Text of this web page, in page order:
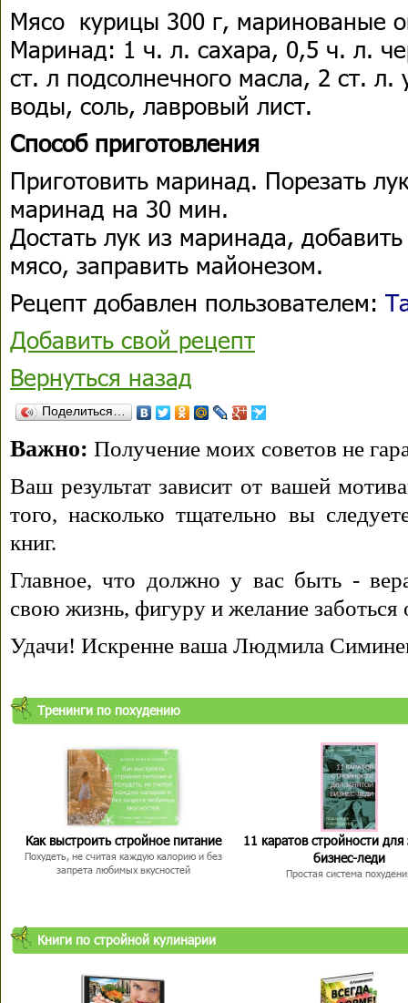
Мясо курицы 300 г, маринованые
Маринад: 1 ч. л. сахара, 0,5 ч. л.
ст. л подсолнечного масла, 2 ст. л.
воды, соль, лавровый лист.
Способ приготовления
Приготовить маринад. Порезать
маринад на 30 мин.
Достать лук из маринада,
мясо, заправить майонезом.
Рецепт добавлен пользователем:
Добавить свой рецепт
Вернуться назад
Поделиться…
Важно: Получение моих советов не
Ваш результат зависит от вашей
того, насколько тщательно вы
книг.
Главное, что должно у вас быть -
свою жизнь, фигуру и желание заботься
Удачи! Искренне ваша Людмила
Тренинги по похудению
Как выстроить стройное питание
Похудеть, не считая каждую калорию и без
запрета любимых вкусностей
11 каратов стройности для
бизнес-леди
Простая система
Книги по стройной кулинарии